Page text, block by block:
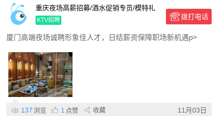
重庆夜场高薪招募/酒水促销专员/模特礼
仪,晋升快助企业共赢辉煌
KTV招聘 拨打电话
厦门高端夜场诚聘形象佳人才，日结薪资保障职场新机遇p>
137 浏览 1 点赞 收藏 11月03日